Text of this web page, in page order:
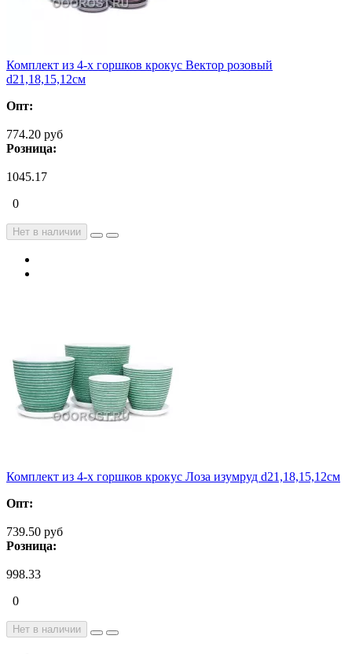
Комплект из 4-х горшков крокус Вектор розовый
d21,18,15,12см
Опт:
774.20 руб
Розница:
1045.17
0
Нет в наличии
Комплект из 4-х горшков крокус Лоза изумруд d21,18,15,12см
Опт:
739.50 руб
Розница:
998.33
0
Нет в наличии